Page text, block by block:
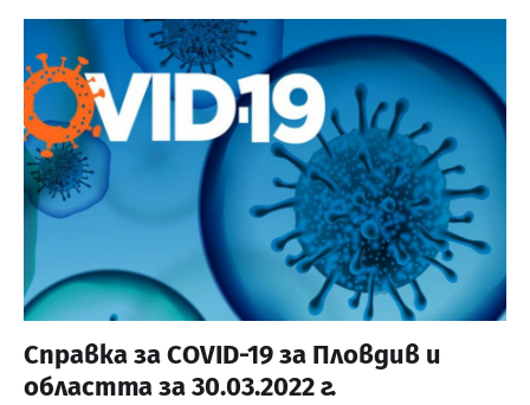
Справка за COVID-19 за Пловдив и
областта за 30.03.2022 г.